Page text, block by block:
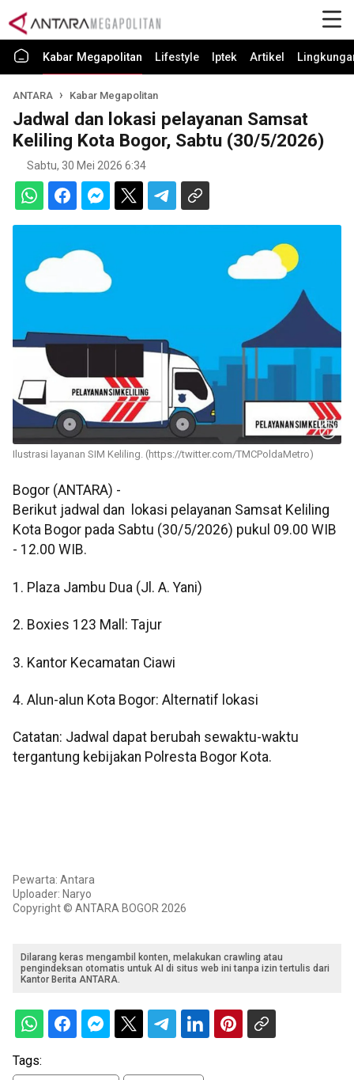
Kabar Megapolitan Lifestyle Iptek Artikel
ANTARA Kabar Megapolitan
Jadwal dan lokasi pelayanan Samsat
Keliling Kota Bogor, Sabtu (30/5/2026)
Sabtu, 30 Mei 2026 6:34
Ilustrasi layanan SIM Keliling. (https://twitter.com/TMCPoldaMetro)
Bogor (ANTARA) -
Berikut jadwal dan lokasi pelayanan Samsat Keliling
Kota Bogor pada Sabtu (30/5/2026) pukul 09.00 WIB
- 12.00 WIB.
1. Plaza Jambu Dua (Jl. A. Yani)
2. Boxies 123 Mall: Tajur
3. Kantor Kecamatan Ciawi
4. Alun-alun Kota Bogor: Alternatif lokasi
Catatan: Jadwal dapat berubah sewaktu-waktu
tergantung kebijakan Polresta Bogor Kota.
Pewarta: Antara
Uploader: Naryo
Copyright © ANTARA BOGOR 2026
Dilarang keras mengambil konten, melakukan crawling atau
pengindeksan otomatis untuk AI di situs web ini tanpa izin tertulis dari
Kantor Berita ANTARA.
Tags: